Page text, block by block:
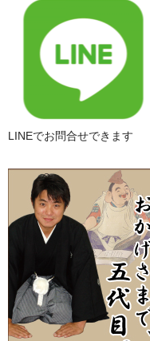
LINEでお問合せできます